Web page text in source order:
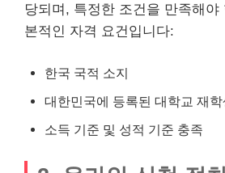
당되며, 특정한 조건을 만족해야
본적인 자격 요건입니다:
한국 국적 소지
대한민국에 등록된 대학교 재학
소득 기준 및 성적 기준 충족